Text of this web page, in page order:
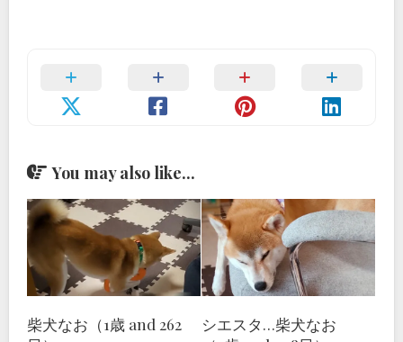
You may also like...
柴犬なお（1歳 and 262
シエスタ…柴犬なお